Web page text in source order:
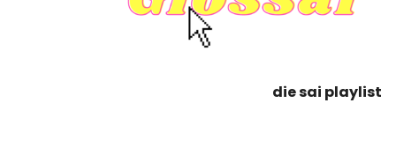
die sai playlist